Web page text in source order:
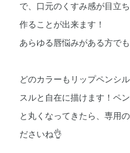
で、口元のくすみ感が目立
作ることが出来ます！
あらゆる唇悩みがある方で
どのカラーもリップペンシ
スルと自在に描けます！ペ
と丸くなってきたら、専用
ださいね👌